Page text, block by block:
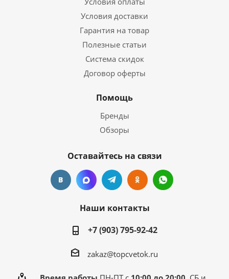
Условия доставки
Гарантия на товар
Полезные статьи
Система скидок
Договор оферты
Помощь
Бренды
Обзоры
Оставайтесь на связи
Наши контакты
+7 (903) 795-92-42
zakaz@topcvetok.ru